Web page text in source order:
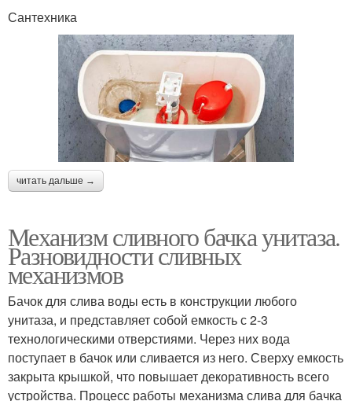
Сантехника
читать дальше →
Механизм сливного бачка унитаза.
Разновидности сливных
механизмов
Бачок для слива воды есть в конструкции любого
унитаза, и представляет собой емкость с 2-3
технологическими отверстиями. Через них вода
поступает в бачок или сливается из него. Сверху емкость
закрыта крышкой, что повышает декоративность всего
устройства. Процесс работы механизма слива для бачка